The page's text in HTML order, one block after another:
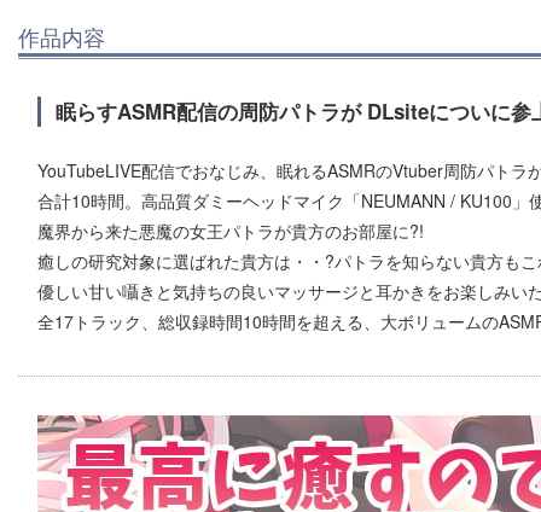
作品内容
眠らすASMR配信の周防パトラが DLsiteについに参
YouTubeLIVE配信でおなじみ、眠れるASMRのVtuber周防パトラ
合計10時間。高品質ダミーヘッドマイク「NEUMANN / KU100」
魔界から来た悪魔の女王パトラが貴方のお部屋に?!
癒しの研究対象に選ばれた貴方は・・?パトラを知らない貴方も
優しい甘い囁きと気持ちの良いマッサージと耳かきをお楽しみい
全17トラック、総収録時間10時間を超える、大ボリュームの